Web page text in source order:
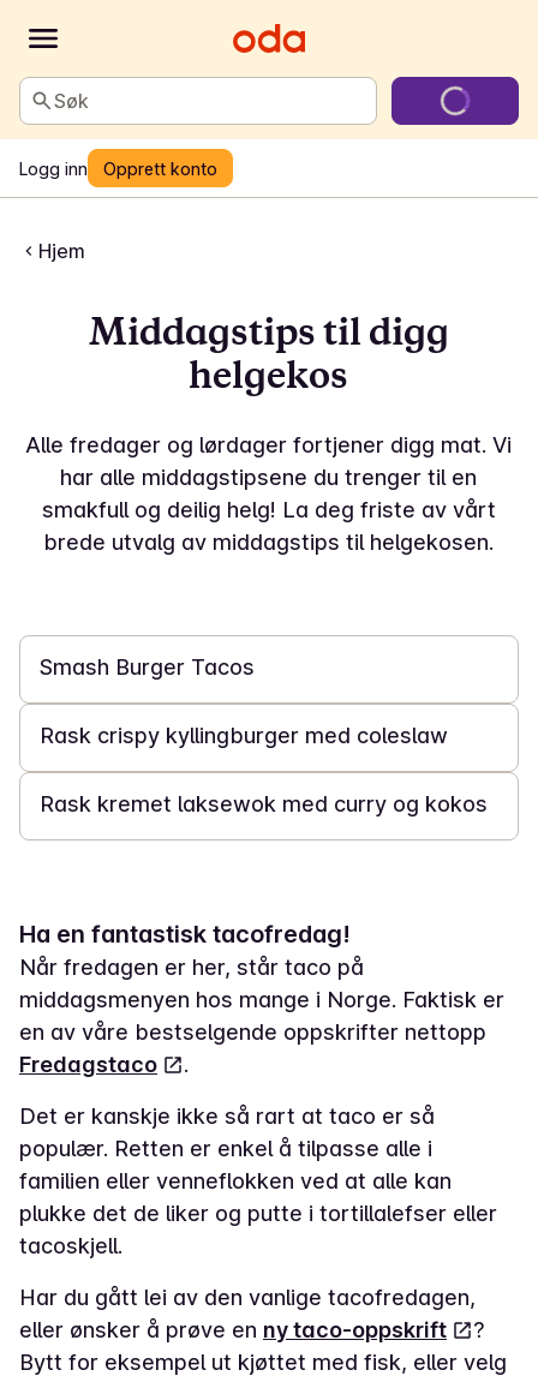
Søk
Logg inn Opprett konto
Hjem
Middagstips til digg
helgekos
Alle fredager og lørdager fortjener digg mat. Vi
har alle middagstipsene du trenger til en
smakfull og deilig helg! La deg friste av vårt
brede utvalg av middagstips til helgekosen.
Smash Burger Tacos
20 min
Rask crispy kyllingburger med coleslaw
25 min
Rask kremet laksewok med curry og kokos
Ha en fantastisk tacofredag!
Når fredagen er her, står taco på
middagsmenyen hos mange i Norge. Faktisk er
en av våre bestselgende oppskrifter nettopp
Fredagstaco
.
Det er kanskje ikke så rart at taco er så
populær. Retten er enkel å tilpasse alle i
familien eller venneflokken ved at alle kan
plukke det de liker og putte i tortillalefser eller
tacoskjell.
Har du gått lei av den vanlige tacofredagen,
eller ønsker å prøve en ny taco-oppskrift
?
Bytt for eksempel ut kjøttet med fisk, eller velg